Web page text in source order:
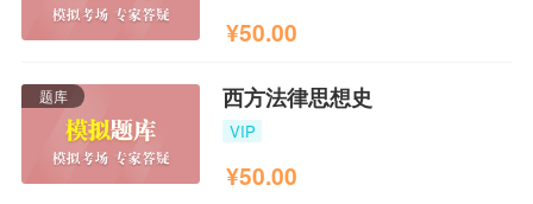
¥50.00
题库 西方法律思想史
VIP
¥50.00